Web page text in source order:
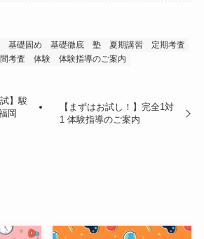
基礎固め 基礎徹底 塾 夏期講習
定期考査
考査 体験 体験指導のご案内
】駿
岡
【まずはお試し！】完全1対
1 体験指導のご案内